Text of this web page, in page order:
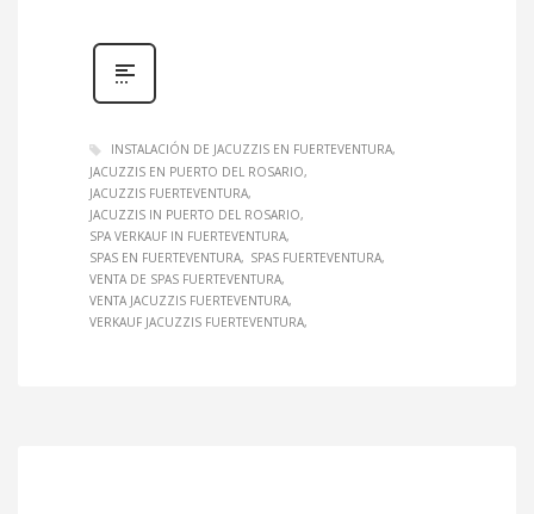
INSTALACIÓN DE JACUZZIS EN FUERTEVENTURA
JACUZZIS EN PUERTO DEL ROSARIO
JACUZZIS FUERTEVENTURA
JACUZZIS IN PUERTO DEL ROSARIO
SPA VERKAUF IN FUERTEVENTURA
SPAS EN FUERTEVENTURA
SPAS FUERTEVENTURA
VENTA DE SPAS FUERTEVENTURA
VENTA JACUZZIS FUERTEVENTURA
VERKAUF JACUZZIS FUERTEVENTURA